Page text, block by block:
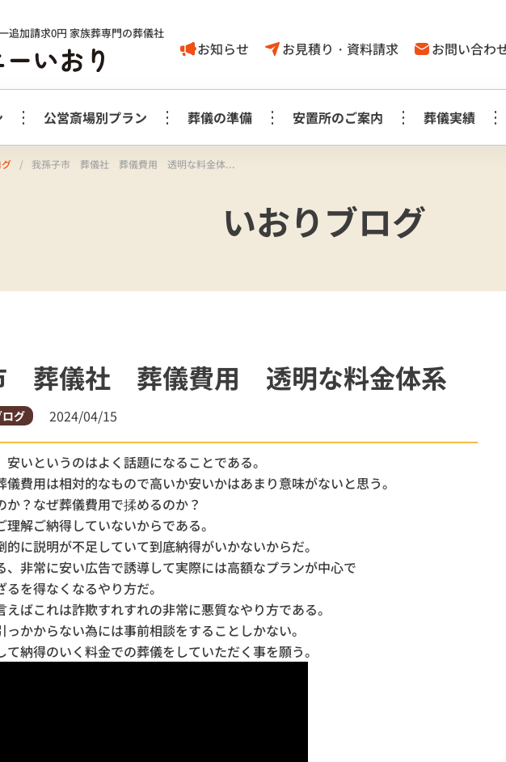
追加請求0円 家族葬専門の葬儀社
お知らせ お見積り・資料請求 お問い合わ
家族葬1日プラン
白木祭壇プラン
公営斎場別プラン
つくばメモリアルホール
牛久市 阿見町 龍ケ崎
土浦市
土浦市営斎場 ウ
葬儀の準備
葬儀の豆知識
事前相談に
安置所のご案内 葬儀実績
葬儀に対する
考え方
我孫子市 葬儀社 葬儀費用 透明な料金体...
いおりブログ
葬儀社 葬儀費用 透明な料金体系
グ 2024/04/15
いというのはよく話題になることである。
儀費用は相対的なもので高いか安いかはあまり意味がないと思う。
か？なぜ葬儀費用で揉めるのか？
解ご納得していないからである。
的に説明が不足していて到底納得がいかないからだ。
、非常に安い広告で誘導して実際には高額なプランが中心で
を得なくなるやり方だ。
ばこれは詐欺すれすれの非常に悪質なやり方である。
っかからない為には事前相談をすることしかない。
て納得のいく料金での葬儀をしていただく事を願う。